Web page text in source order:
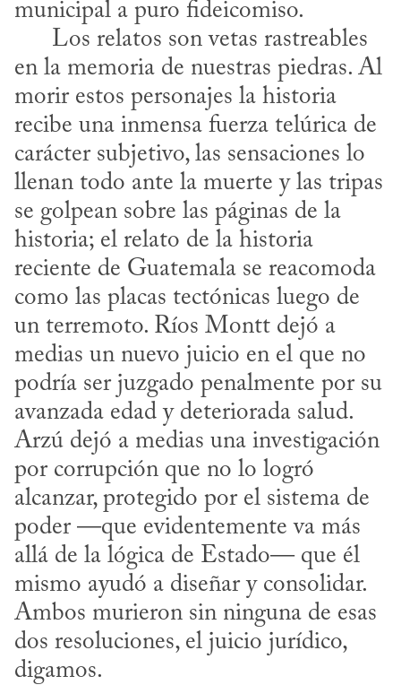
municipal a puro fideicomiso.
en la memoria de nuestras piedras. Al
morir estos personajes la historia
recibe una inmensa fuerza telúrica de
carácter subjetivo, las sensaciones lo
llenan todo ante la muerte y las tripas
se golpean sobre las páginas de la
historia; el relato de la historia
reciente de Guatemala se reacomoda
como las placas tectónicas luego de
un terremoto. Ríos Montt dejó a
medias un nuevo juicio en el que no
podría ser juzgado penalmente por su
avanzada edad y deteriorada salud.
Arzú dejó a medias una investigación
por corrupción que no lo logró
alcanzar, protegido por el sistema de
poder —que evidentemente va más
allá de la lógica de Estado— que él
mismo ayudó a diseñar y consolidar.
Ambos murieron sin ninguna de esas
dos resoluciones, el juicio jurídico,
digamos.